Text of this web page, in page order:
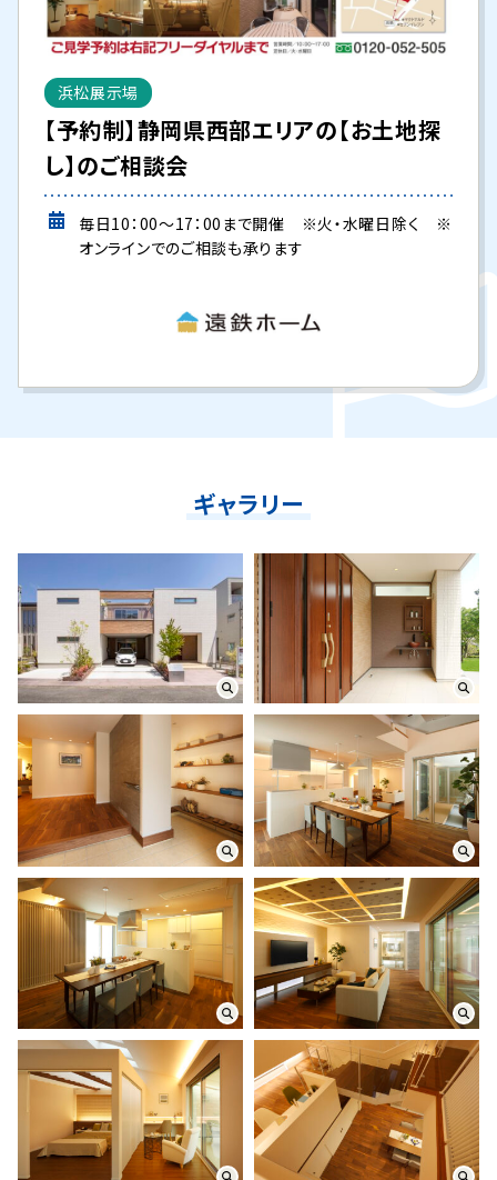
浜松展示場
【予約制】静岡県西部エリアの【お土地探
し】のご相談会
毎日10：00～17：00まで開催 ※火・水曜日除く ※
オンラインでのご相談も承ります
ギャラリー